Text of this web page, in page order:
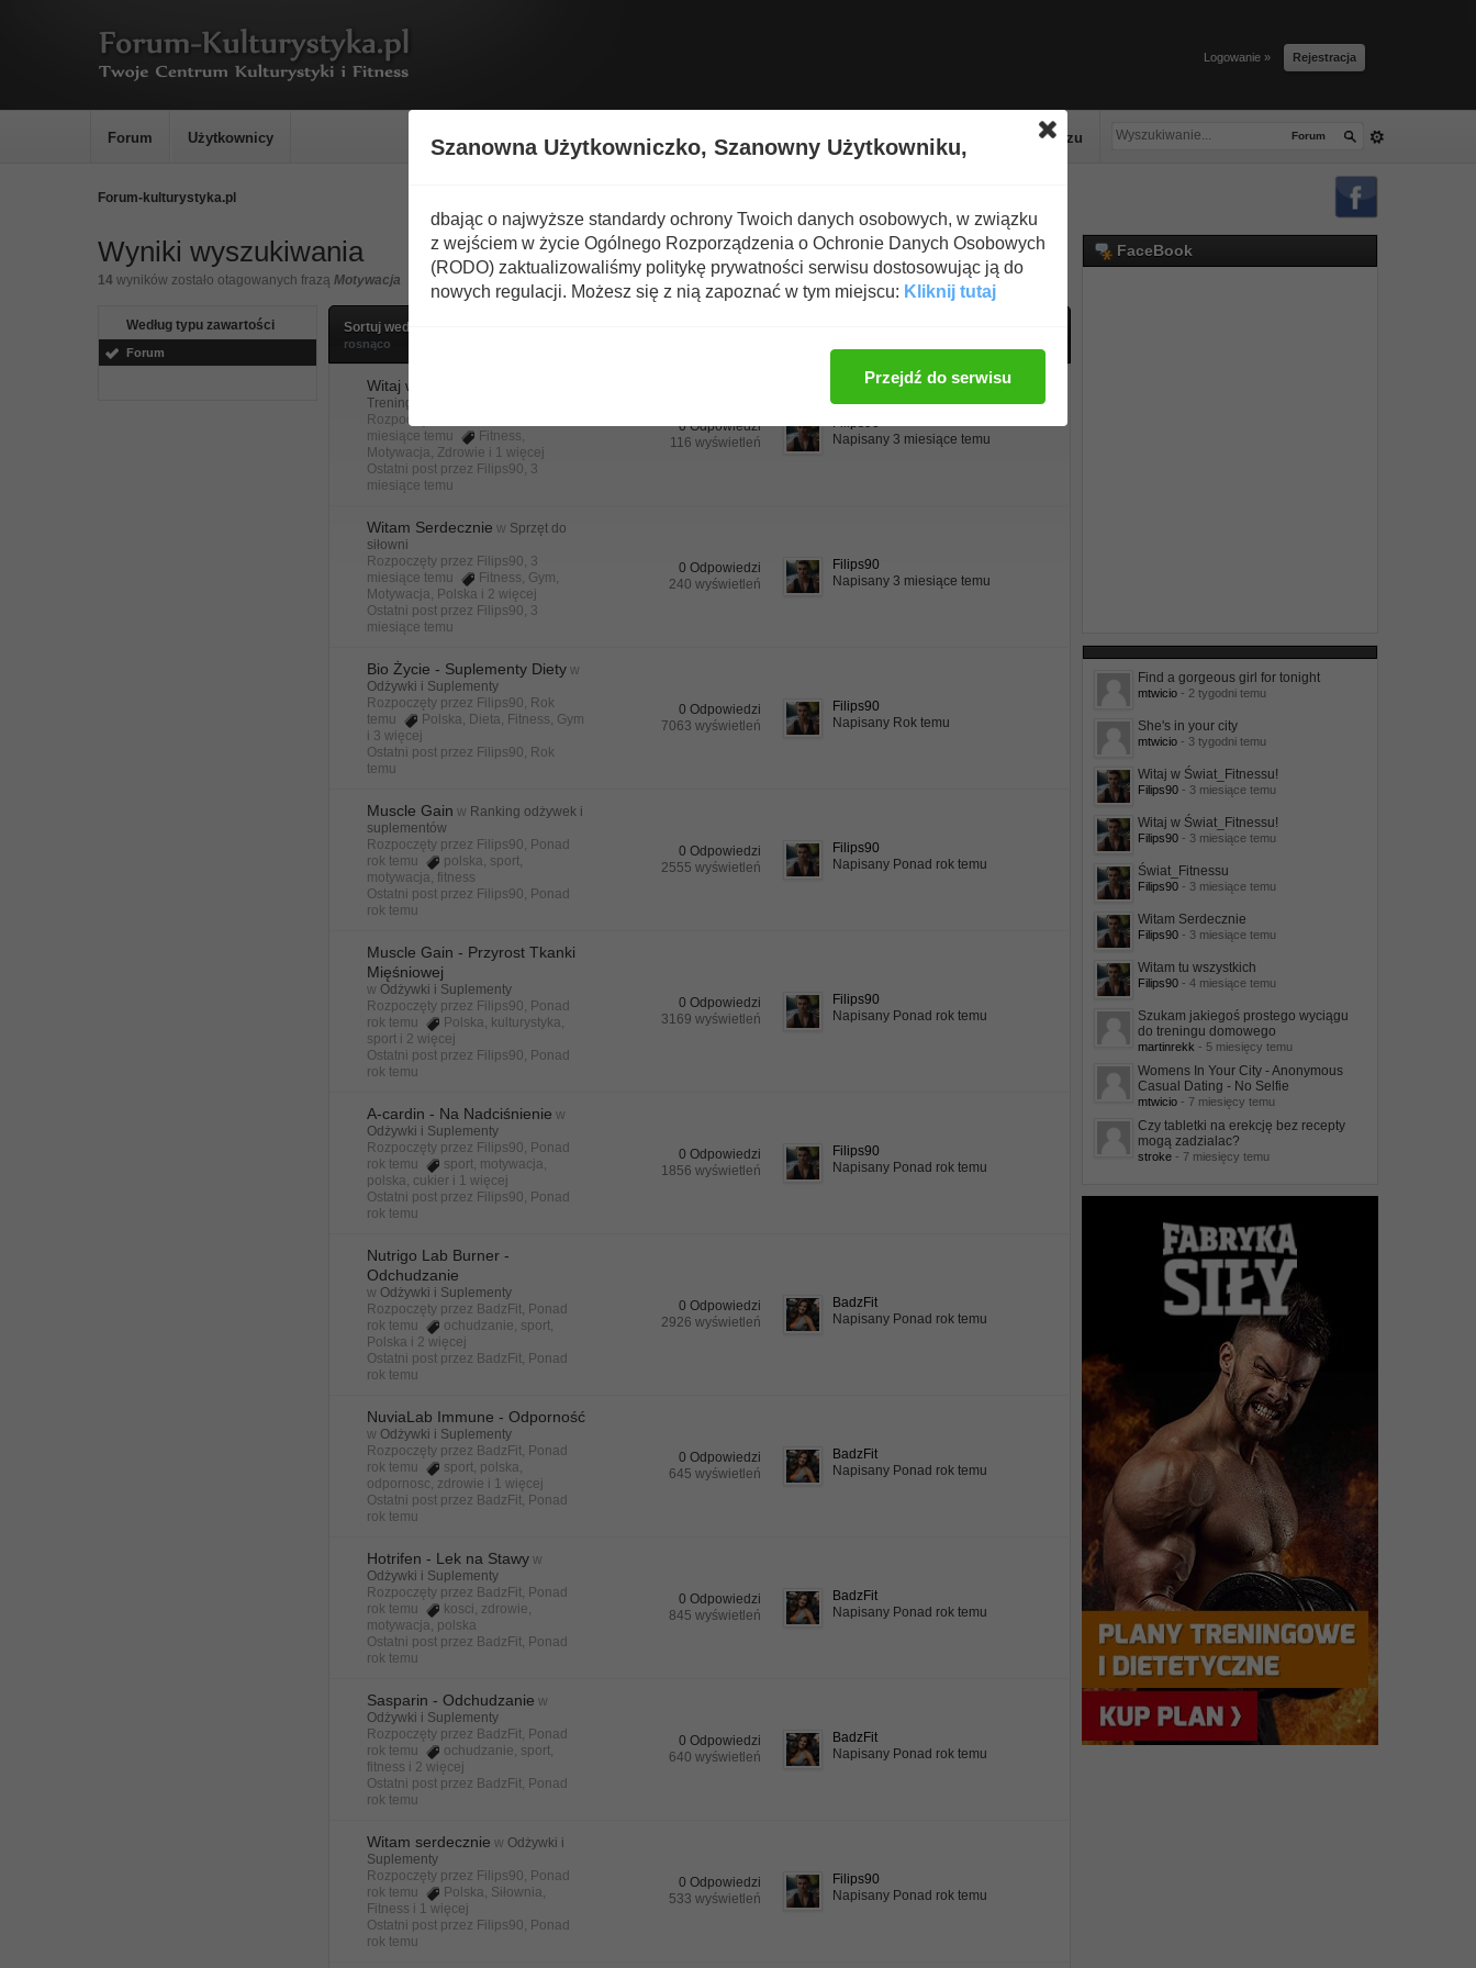
Logowanie » Rejestracja
Forum
Spalacze tłuszczu
Wyświetl nową zawartość
Forum Użytkownicy
Forum-kulturystyka.pl
Wyniki wyszukiwania
14 wyników zostało otagowanych fraząMotywacja
Według typu zawartości
Forum
Sortuj według
rosnąco
Witaj w Świat_Fitnessu!
Trening dla zaawansowanych
Rozpoczęty przez
miesiące temu
Fitness,
Motywacja, Zdrowie i 1 więcej
Ostatni post przez Filips90, 3
miesiące temu
0 Odpowiedzi
116 wyświetleń
Filips90
Napisany 3 miesiące temu
Witam Serdecznie w Sprzęt do
siłowni
Rozpoczęty przez Filips90, 3
miesiące temu
Fitness, Gym,
Motywacja, Polska i 2 więcej
Ostatni post przez Filips90, 3
miesiące temu
0 Odpowiedzi
240 wyświetleń
Filips90
Napisany 3 miesiące temu
Bio Życie - Suplementy Diety w
Odżywki i Suplementy
Rozpoczęty przez Filips90, Rok
temu
Polska, Dieta, Fitness, Gym
i 3 więcej
Ostatni post przez Filips90, Rok
temu
0 Odpowiedzi
7063 wyświetleń
Filips90
Napisany Rok temu
Muscle Gain w Ranking odżywek i
suplementów
Rozpoczęty przez Filips90, Ponad
rok temu
polska, sport,
motywacja,fitness
Ostatni post przez Filips90, Ponad
rok temu
0 Odpowiedzi
2555 wyświetleń
Filips90
Napisany Ponad rok temu
Muscle Gain - Przyrost Tkanki
Mięśniowej
w Odżywki i Suplementy
Rozpoczęty przez Filips90, Ponad
rok temu
Polska, kulturystyka,
sport i 2 więcej
Ostatni post przez Filips90, Ponad
rok temu
0 Odpowiedzi
3169 wyświetleń
Filips90
Napisany Ponad rok temu
A-cardin - Na Nadciśnienie w
Odżywki i Suplementy
Rozpoczęty przez Filips90, Ponad
rok temu
sport, motywacja,
polska, cukier i 1 więcej
Ostatni post przez Filips90, Ponad
rok temu
0 Odpowiedzi
1856 wyświetleń
Filips90
Napisany Ponad rok temu
Nutrigo Lab Burner -
Odchudzanie
w Odżywki i Suplementy
Rozpoczęty przez BadzFit, Ponad
rok temu
ochudzanie, sport,
Polska i 2 więcej
Ostatni post przez BadzFit, Ponad
rok temu
0 Odpowiedzi
2926 wyświetleń
BadzFit
Napisany Ponad rok temu
NuviaLab Immune - Odporność
w Odżywki i Suplementy
Rozpoczęty przez BadzFit, Ponad
rok temu
sport, polska,
odpornosc, zdrowie i 1 więcej
Ostatni post przez BadzFit, Ponad
rok temu
0 Odpowiedzi
645 wyświetleń
BadzFit
Napisany Ponad rok temu
Hotrifen - Lek na Stawy w
Odżywki i Suplementy
Rozpoczęty przez BadzFit, Ponad
rok temu
kosci, zdrowie,
motywacja, polska
Ostatni post przez BadzFit, Ponad
rok temu
0 Odpowiedzi
845 wyświetleń
BadzFit
Napisany Ponad rok temu
Sasparin - Odchudzanie w
Odżywki i Suplementy
Rozpoczęty przez BadzFit, Ponad
rok temu
ochudzanie, sport,
fitness i 2 więcej
Ostatni post przez BadzFit, Ponad
rok temu
0 Odpowiedzi
640 wyświetleń
BadzFit
Napisany Ponad rok temu
Witam serdecznie w Odżywki i
Suplementy
Rozpoczęty przez Filips90, Ponad
rok temu
Polska, Siłownia,
Fitness i 1 więcej
Ostatni post przez Filips90, Ponad
rok temu
0 Odpowiedzi
533 wyświetleń
Filips90
Napisany Ponad rok temu
FaceBook
Find a gorgeous girl for tonight
mtwicio- 2 tygodni temu
She's in your city
mtwicio- 3 tygodni temu
Witaj w Świat_Fitnessu!
Filips90- 3 miesiące temu
Witaj w Świat_Fitnessu!
Filips90- 3 miesiące temu
Świat_Fitnessu
Filips90- 3 miesiące temu
Witam Serdecznie
Filips90- 3 miesiące temu
Witam tu wszystkich
Filips90- 4 miesiące temu
Szukam jakiegoś prostego wyciągu
do treningu domowego
martinrekk - 5 miesięcy temu
Womens In Your City - Anonymous
Casual Dating - No Selfie
mtwicio- 7 miesięcy temu
Czy tabletki na erekcję bez recepty
mogą zadzialac?
stroke- 7 miesięcy temu
Szanowna Użytkowniczko, Szanowny Użytkowniku,
dbając o najwyższe standardy ochrony Twoich danych osobowych, w związku
z wejściem w życie Ogólnego Rozporządzenia o Ochronie Danych Osobowych
(RODO) zaktualizowaliśmy politykę prywatności serwisu dostosowując ją do
nowych regulacji. Możesz się z nią zapoznać w tym miejscu: Kliknij tutaj
Przejdź do serwisu